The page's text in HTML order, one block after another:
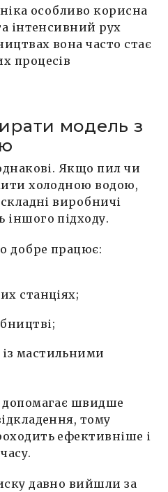
особливо корисна
інтенсивний рух
вона часто стає
процесів
модель з
Якщо пил чи
холодною водою,
виробничі
підходу.
добре працює:
станціях;
мастильними
допомагає швидше
тому
ефективніше і
давно вийшли за